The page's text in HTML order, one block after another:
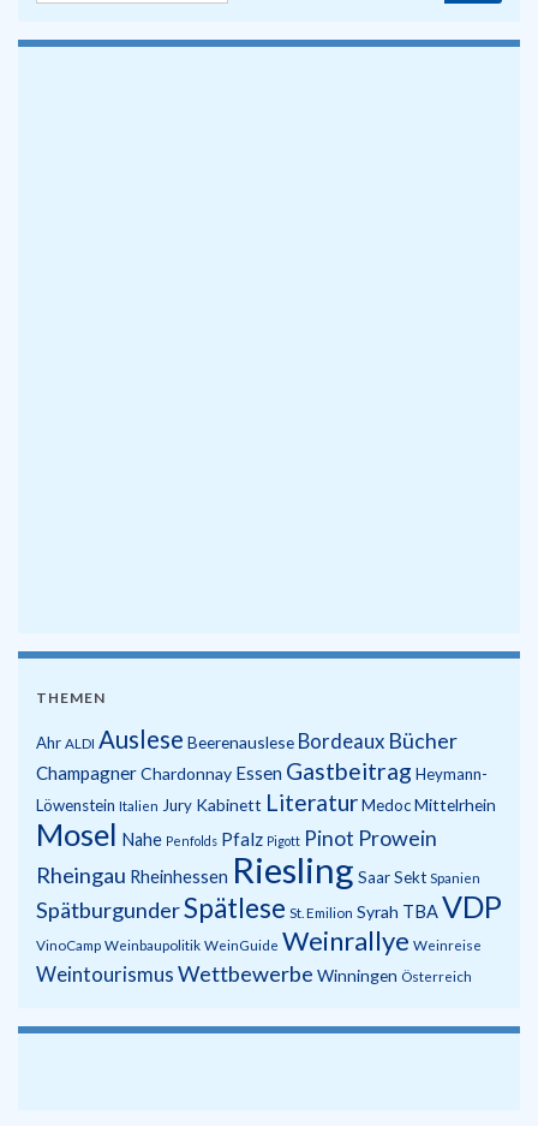
THEMEN
Ahr ALDI Auslese Beerenauslese Bordeaux Bücher
ChampagnerChardonnay Essen Gastbeitrag Heymann-
Löwenstein Italien Jury Kabinett LiteraturMedocMittelrhein
Mosel Nahe Penfolds Pfalz Pigott Pinot Prowein
Rheingau Rheinhessen Riesling SaarSekt Spanien
SpätburgunderSpätlese St. Emilion Syrah TBAVDP
VinoCamp Weinbaupolitik WeinGuide Weinrallye Weinreise
Weintourismus Wettbewerbe Winningen Österreich